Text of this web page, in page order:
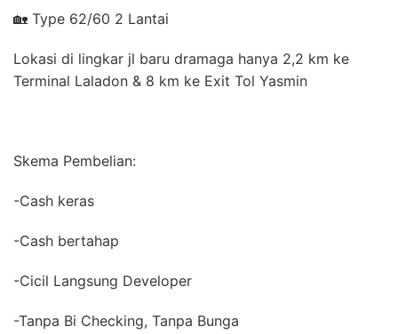
🏡 Type 62/60 2 Lantai
Lokasi di lingkar jl baru dramaga hanya 2,2 km ke
Terminal Laladon & 8 km ke Exit Tol Yasmin
Skema Pembelian:
-Cash keras
-Cash bertahap
-Cicil Langsung Developer
-Tanpa Bi Checking, Tanpa Bunga